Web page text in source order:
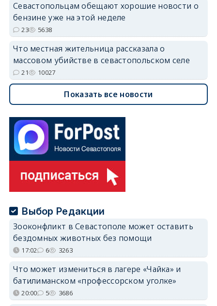
Севастопольцам обещают хорошие новости о
бензине уже на этой неделе
23 5638
Что местная жительница рассказала о
массовом убийстве в севастопольском селе
21 10027
Показать все новости
Выбор Редакции
Зооконфликт в Севастополе может оставить
бездомных животных без помощи
17:02 6 3263
Что может измениться в лагере «Чайка» и
батилиманском «профессорском уголке»
20:00 5 3686